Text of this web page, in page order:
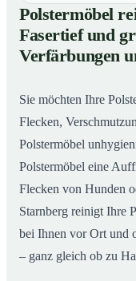
Polstermöbel
gründlich gegen
02So reinigen
Polstermöbel
Fasertief und
Verfärbungen
Sie möchten Ihre
Flecken,
Polstermöbel
Polstermöbel eine
Flecken von Hunden
Starnberg reinigt Ihre
bei Ihnen vor Ort und
– ganz gleich ob zu